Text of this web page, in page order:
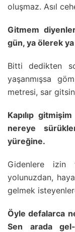
oluşmaz. Asıl
Gitmem
gün, ya ölerek
Bitti dedikten
yaşanmışsa
metresi, sar
Kapılıp
nereye
yüreğine.
Gidenlere izin
yolunuzdan,
gelmek
Öyle defalarca
Sen arada